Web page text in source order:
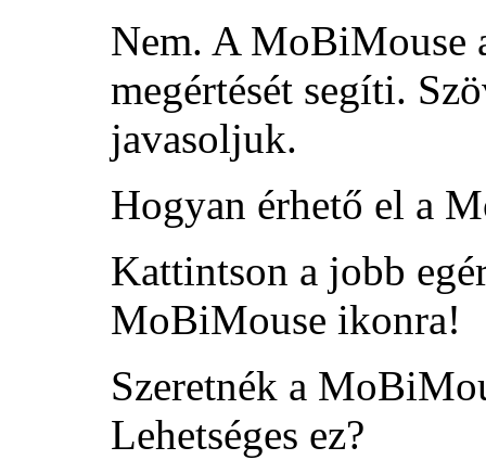
Nem. A MoBiMouse
megértését segíti.
javasoljuk.
Hogyan érhető el a
Kattintson a jobb
MoBiMouse ikonra!
Szeretnék a
Lehetséges ez?